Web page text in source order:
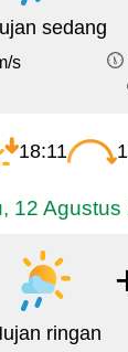
sedang
s
18:11
12 Agustus
ringan